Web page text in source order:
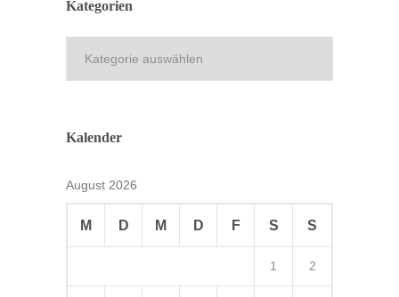
Kategorien
Kalender
August 2026
M D M D F S S
1 2